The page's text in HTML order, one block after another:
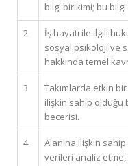
bilgi birikimi; bu
2
İş hayatı ile ilgili
sosyal psikoloji ve
hakkında temel
3
Takımlarda etkin
ilişkin sahip olduğu
becerisi.
4
Alanına ilişkin
verileri analiz etme,